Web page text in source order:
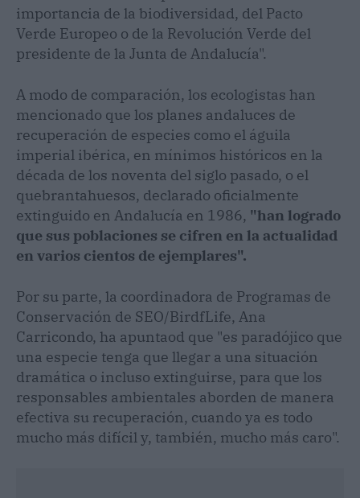
importancia de la biodiversidad, del Pacto
Verde Europeo o de la Revolución Verde del
presidente de la Junta de Andalucía".
A modo de comparación, los ecologistas han
mencionado que los planes andaluces de
recuperación de especies como el águila
imperial ibérica, en mínimos históricos en la
década de los noventa del siglo pasado, o el
quebrantahuesos, declarado oficialmente
extinguido en Andalucía en 1986, "han logrado
que sus poblaciones se cifren en la actualidad
en varios cientos de ejemplares".
Por su parte, la coordinadora de Programas de
Conservación de SEO/BirdfLife, Ana
Carricondo, ha apuntaod que "es paradójico que
una especie tenga que llegar a una situación
dramática o incluso extinguirse, para que los
responsables ambientales aborden de manera
efectiva su recuperación, cuando ya es todo
mucho más difícil y, también, mucho más caro".